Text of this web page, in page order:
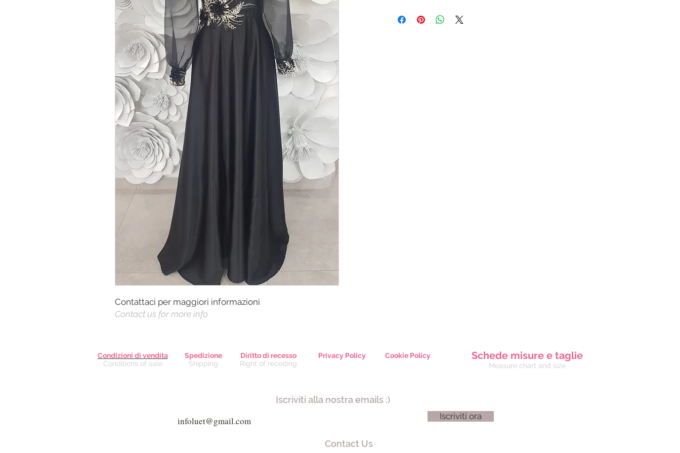
Contattaci per maggiori informazioni
Contact us for more info
Condizioni di vendita
Conditions of sale
Spedizione
Shipping
Diritto di recesso
Right of receding
Privacy Policy Cookie Policy Schede misure e taglie
Measure chart and size
Iscriviti ora
Iscriviti alla nostra emails :)
Contact Us